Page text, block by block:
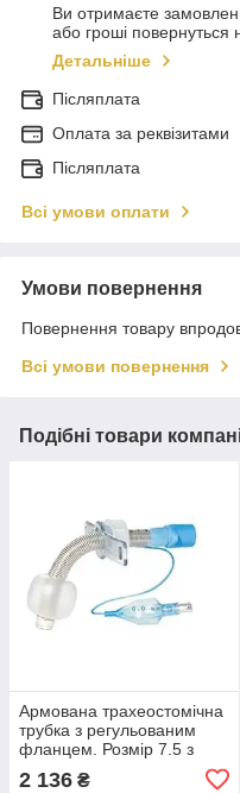
Ви отримаєте
або гроші повернуться
Детальніше
Післяплата
Оплата за реквізитами
Післяплата
Всі умови оплати
Умови повернення
Повернення товару
Всі умови повернення
Подібні товари
Армована трахеостомічна
трубка з регульованим
фланцем. Розмір 7.5 з
2 136 ₴